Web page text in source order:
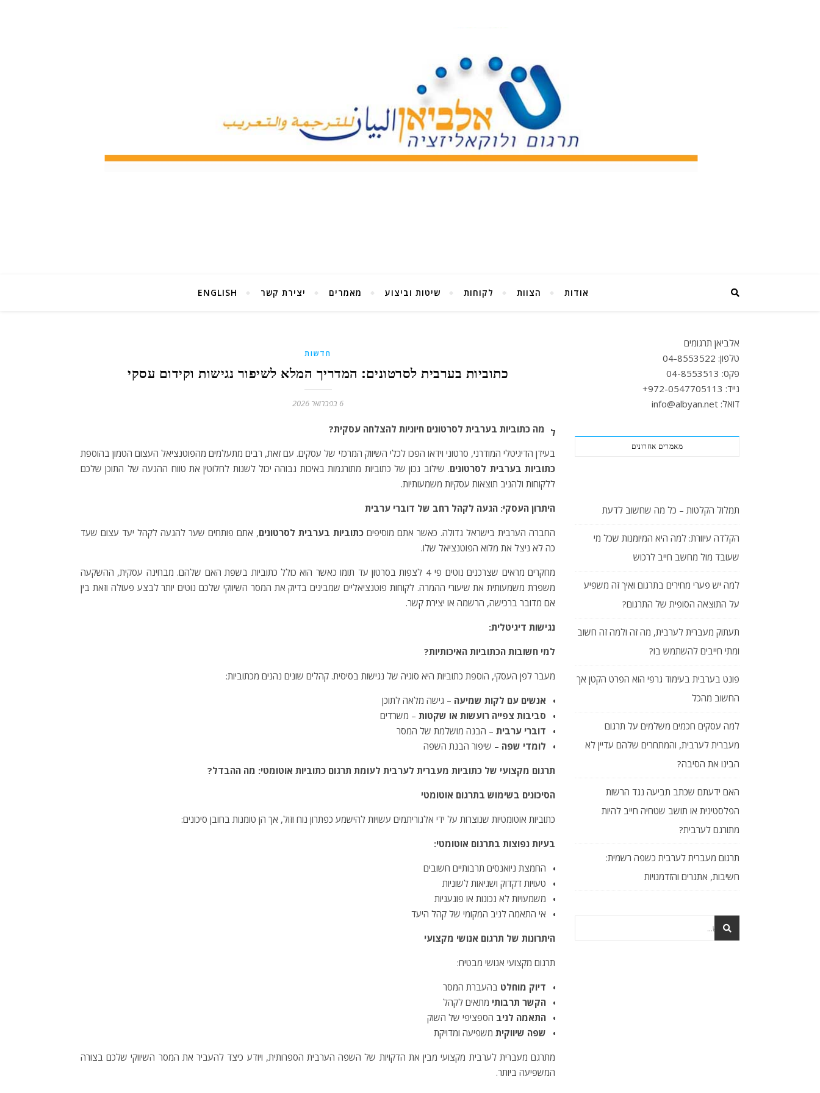
אודות הצוות לקוחות שיטות וביצוע מאמרים יצירת קשר ENGLISH
חדשות
כתוביות בערבית לסרטונים: המדריך המלא לשיפור נגישות וקידום עסקי
6 בפברואר 2026
ל מה כתוביות בערבית לסרטונים חיוניות להצלחה עסקית?
בעידן הדיגיטלי המודרני, סרטוני וידאו הפכו לכלי השיווק המרכזי של עסקים. עם זאת, רבים מתעלמים מהפוטנציאל העצום הטמון בהוספת
כתוביות בערבית לסרטונים. שילוב נכון של כתוביות מתורגמות באיכות גבוהה יכול לשנות לחלוטין את טווח ההגעה של התוכן שלכם
ללקוחות ולהניב תוצאות עסקיות משמעותיות.
היתרון העסקי: הגעה לקהל רחב של דוברי ערבית
החברה הערבית בישראל גדולה. כאשר אתם מוסיפים כתוביות בערבית לסרטונים, אתם פותחים שער להגעה לקהל יעד עצום שעד
כה לא ניצל את מלוא הפוטנציאל שלו.
מחקרים מראים שצרכנים נוטים פי 4 לצפות בסרטון עד תומו כאשר הוא כולל כתוביות בשפת האם שלהם. מבחינה עסקית, ההשקעה
משפרת משמעותית את שיעורי ההמרה. לקוחות פוטנציאליים שמבינים בדיוק את המסר השיווקי שלכם נוטים יותר לבצע פעולה וזאת בין
אם מדובר ברכישה, הרשמה או יצירת קשר.
נגישות דיגיטלית:
למי חשובות הכתוביות האיכותיות?
מעבר לפן העסקי, הוספת כתוביות היא סוגיה של נגישות בסיסית. קהלים שונים נהנים מכתוביות:
אנשים עם לקות שמיעה – גישה מלאה לתוכן
סביבות צפייה רועשות או שקטות – משרדים
דוברי ערבית – הבנה מושלמת של המסר
לומדי שפה – שיפור הבנת השפה
תרגום מקצועי של כתוביות מעברית לערבית לעומת תרגום כתוביות אוטומטי: מה ההבדל?
הסיכונים בשימוש בתרגום אוטומטי
כתוביות אוטומטיות שנוצרות על ידי אלגוריתמים עשויות להישמע כפתרון נוח וזול, אך הן טומנות בחובן סיכונים:
בעיות נפוצות בתרגום אוטומטי:
החמצת ניואנסים תרבותיים חשובים
טעויות דקדוק ושגיאות לשוניות
משמעויות לא נכונות או פוגעניות
אי התאמה לניב המקומי של קהל היעד
היתרונות של תרגום אנושי מקצועי
תרגום מקצועי אנושי מבטיח:
דיוק מוחלט בהעברת המסר
הקשר תרבותי מתאים לקהל
התאמה לניב הספציפי של השוק
שפה שיווקית משפיעה ומדויקת
מתרגם מעברית לערבית מקצועי מבין את הדקויות של השפה הערבית הספרותית, ויודע כיצד להעביר את המסר השיווקי שלכם בצורה
המשפיעה ביותר.
אלביאן תרגומים
טלפון: 04-8553522
פקס: 04-8553513
נייד: 972-0547705113+
דואל: info@albyan.net
מאמרים אחרונים
תמלול הקלטות – כל מה שחשוב לדעת
הקלדה עיוורת: למה היא המיומנות שכל מי
שעובד מול מחשב חייב לרכוש
למה יש פערי מחירים בתרגום ואיך זה משפיע
על התוצאה הסופית של התרגום?
תעתוק מעברית לערבית, מה זה ולמה זה חשוב
ומתי חייבים להשתמש בו?
פונט בערבית בעימוד גרפי הוא הפרט הקטן אך
החשוב מהכל
למה עסקים חכמים משלמים על תרגום
מעברית לערבית, והמתחרים שלהם עדיין לא
הבינו את הסיבה?
האם ידעתם שכתב תביעה נגד הרשות
הפלסטינית או תושב שטחיה חייב להיות
מתורגם לערבית?
תרגום מעברית לערבית כשפה רשמית:
חשיבות, אתגרים והזדמנויות